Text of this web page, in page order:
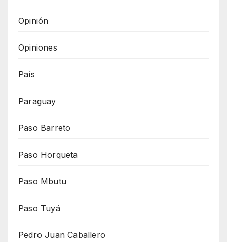
Opinión
Opiniones
País
Paraguay
Paso Barreto
Paso Horqueta
Paso Mbutu
Paso Tuyá
Pedro Juan Caballero